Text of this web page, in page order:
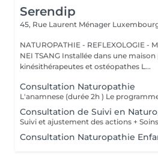
Serendip
45, Rue Laurent Ménager
NATUROPATHIE - REFLEXOLOGIE -
NEI TSANG Installée dans une maison paramédicale entouré de
kinésithérapeutes et ostéopathes L...
Consultation Naturopathie
Consultation de Suivi en
Suivi et ajustement des actions +
Consultation Naturopathie